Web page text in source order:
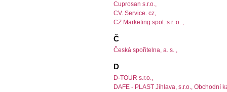
Cuprosan s.r.o.,
CV. Service. cz,
CZ Marketing spol. s r. o. ,
Č
Česká spořitelna, a. s. ,
D
D-TOUR s.r.o.,
DAFE - PLAST Jihlava, s.r.o., Obchodní